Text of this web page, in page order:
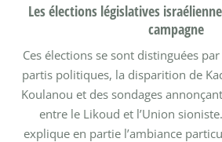
Les élections législatives
campagne
Ces élections se sont distinguées
partis politiques, la disparition de
Koulanou et des sondages
entre le Likoud et l’Union
explique en partie l’ambiance